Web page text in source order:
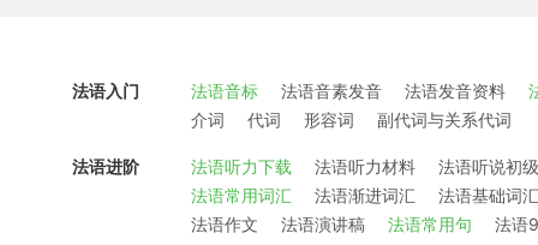
法语入门 法语音标 法语音素发音 法语发音资料
介词
代词 形容词 副代词与关系代词
法语进阶 法语听力下载 法语听力材料
法语听说初级
法语常用词汇
法语渐进词汇
法语基础词汇
法语作文
法语演讲稿 法语常用句
法语